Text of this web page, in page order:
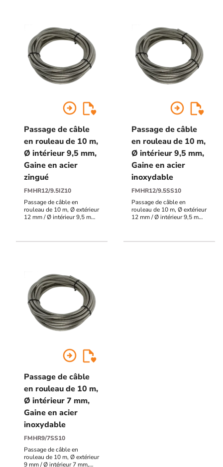
arrow_circle_right
Passage de câble
en rouleau de 10 m,
Ø intérieur 9,5 mm,
Gaine en acier
zingué
FMHR12/9.5IZ10
Passage de câble en
rouleau de 10 m, Ø extérieur
12 mm / Ø intérieur 9,5 mm,
arrow_circle_right
Passage de câble
en rouleau de 10 m,
Ø intérieur 9,5 mm,
Gaine en acier
inoxydable
FMHR12/9.5SS10
Passage de câble en
rouleau de 10 m, Ø extérieur
12 mm / Ø intérieur 9,5 mm,
arrow_circle_right
Passage de câble
en rouleau de 10 m,
Ø intérieur 7 mm,
Gaine en acier
inoxydable
FMHR9/7SS10
Passage de câble en
rouleau de 10 m, Ø extérieur
9 mm / Ø intérieur 7 mm,